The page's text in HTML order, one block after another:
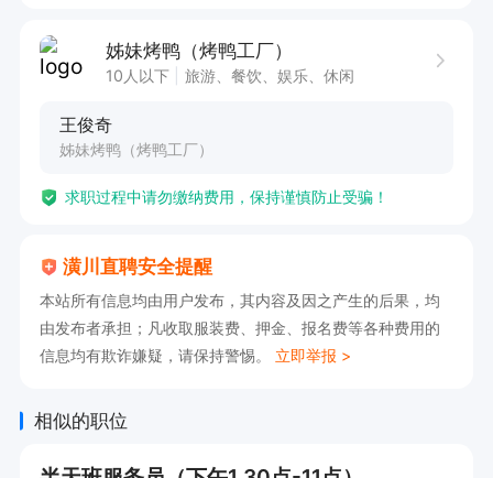
3. 工作态度积极，具备较强的学习能力和团队协
4. 能够适应快节奏工作环境，具备一定的体力与
6. 具备良好的沟通能力，能有效处理顾客需求与反
姊妹烤鸭（烤鸭工厂）
10人以下 旅游、餐饮、娱乐、休闲
王俊奇
姊妹烤鸭（烤鸭工厂）
求职过程中请勿缴纳费用，保持谨慎防止受骗！
潢川直聘安全提醒
本站所有信息均由用户发布，其内容及因之产生的后果，均
由发布者承担；凡收取服装费、押金、报名费等各种费用的
信息均有欺诈嫌疑，请保持警惕。 立即举报 >
相似的职位